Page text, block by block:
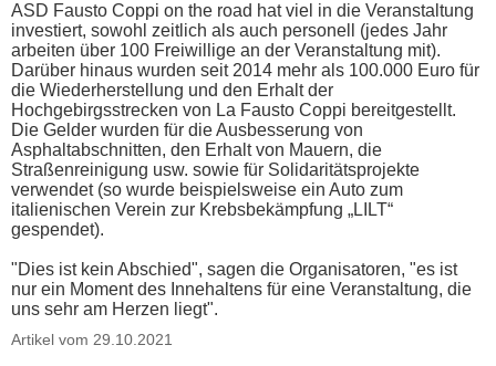
ASD Fausto Coppi on the road hat viel in die Veranstaltung
investiert, sowohl zeitlich als auch personell (jedes Jahr
arbeiten über 100 Freiwillige an der Veranstaltung mit).
Darüber hinaus wurden seit 2014 mehr als 100.000 Euro für
die Wiederherstellung und den Erhalt der
Hochgebirgsstrecken von La Fausto Coppi bereitgestellt.
Die Gelder wurden für die Ausbesserung von
Asphaltabschnitten, den Erhalt von Mauern, die
Straßenreinigung usw. sowie für Solidaritätsprojekte
verwendet (so wurde beispielsweise ein Auto zum
italienischen Verein zur Krebsbekämpfung „LILT“
gespendet).
"Dies ist kein Abschied", sagen die Organisatoren, "es ist
nur ein Moment des Innehaltens für eine Veranstaltung, die
uns sehr am Herzen liegt".
Artikel vom 29.10.2021